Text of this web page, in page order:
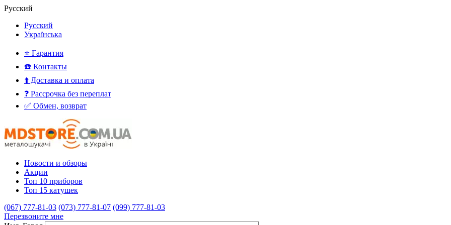
Русский
Русский
Українська
⭐ Гарантия
☎️ Контакты
⬆️ Доставка и оплата
❓ Рассрочка без переплат
✅ Обмен, возврат
Новости и обзоры
Акции
Топ 10 приборов
Топ 15 катушек
(067) 777-81-03 (073) 777-81-07 (099) 777-81-03
Перезвоните мне